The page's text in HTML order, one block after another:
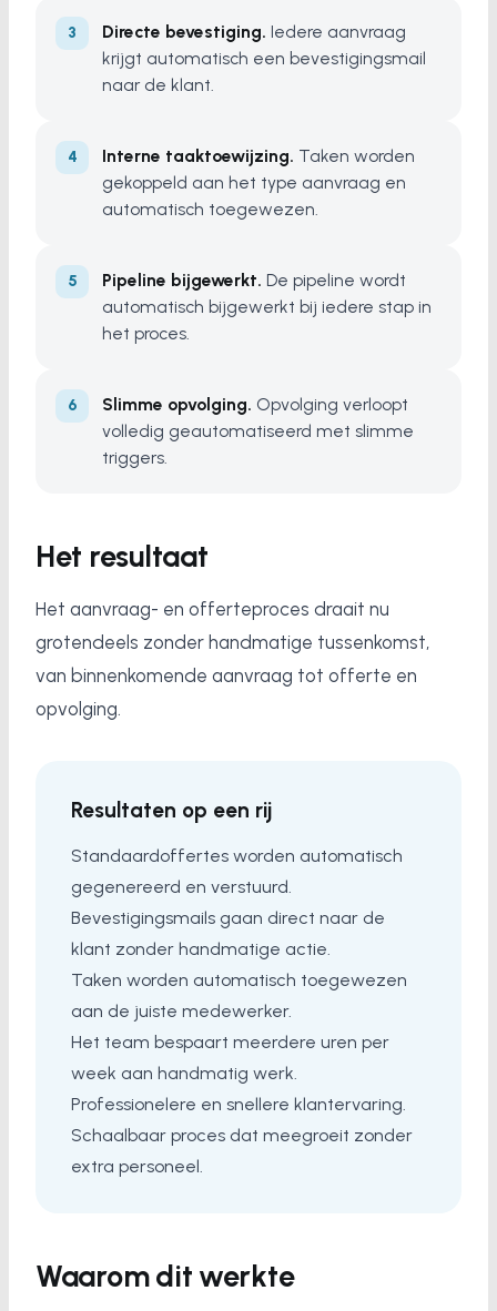
Directe bevestiging. Iedere aanvraag
krijgt automatisch een bevestigingsmail
naar de klant.
Interne taaktoewijzing. Taken worden
gekoppeld aan het type aanvraag en
automatisch toegewezen.
Pipeline bijgewerkt. De pipeline wordt
automatisch bijgewerkt bij iedere stap in
het proces.
Slimme opvolging. Opvolging verloopt
volledig geautomatiseerd met slimme
triggers.
Het resultaat
Het aanvraag- en offerteproces draait nu
grotendeels zonder handmatige tussenkomst,
van binnenkomende aanvraag tot offerte en
opvolging.
Resultaten op een rij
Standaardoffertes worden automatisch
gegenereerd en verstuurd.
Bevestigingsmails gaan direct naar de
klant zonder handmatige actie.
Taken worden automatisch toegewezen
aan de juiste medewerker.
Het team bespaart meerdere uren per
week aan handmatig werk.
Professionelere en snellere klantervaring.
Schaalbaar proces dat meegroeit zonder
extra personeel.
Waarom dit werkte